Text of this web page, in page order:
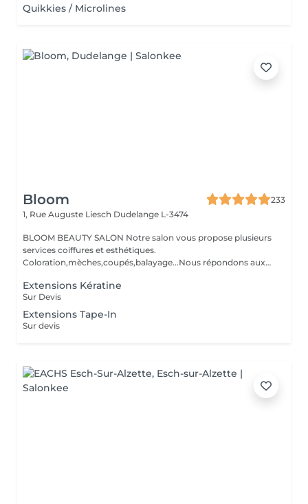
Quikkies / Microlines
Bloom
233
1, Rue Auguste Liesch Dudelange L-3474
BLOOM BEAUTY SALON Notre salon vous propose plusieurs
services coiffures et esthétiques.
Coloration,mèches,coupés,balayage...Nous répondons aux
Extensions Kératine
Sur Devis
Extensions Tape-In
Sur devis